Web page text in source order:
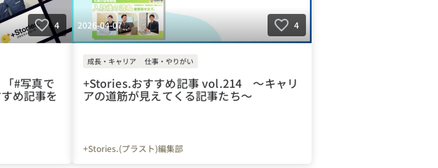
4
「#写真で
め記事を
2026-04-07 4
成長・キャリア 仕事・やりがい
+Stories.おすすめ記事 vol.214 ～キャリ
アの道筋が見えてくる記事たち～
+Stories.(プラスト)編集部